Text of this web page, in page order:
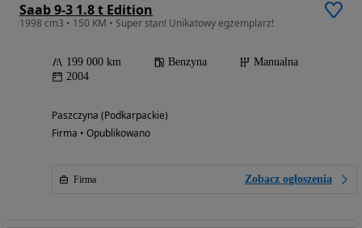
Saab 9-3 1.8 t Edition
1998 cm3 • 150 KM • Super stan! Unikatowy egzemplarz!
199 000 km Benzyna
Manualna
2004
Paszczyna (Podkarpackie)
Firma • Opublikowano
Firma Zobacz ogłoszenia